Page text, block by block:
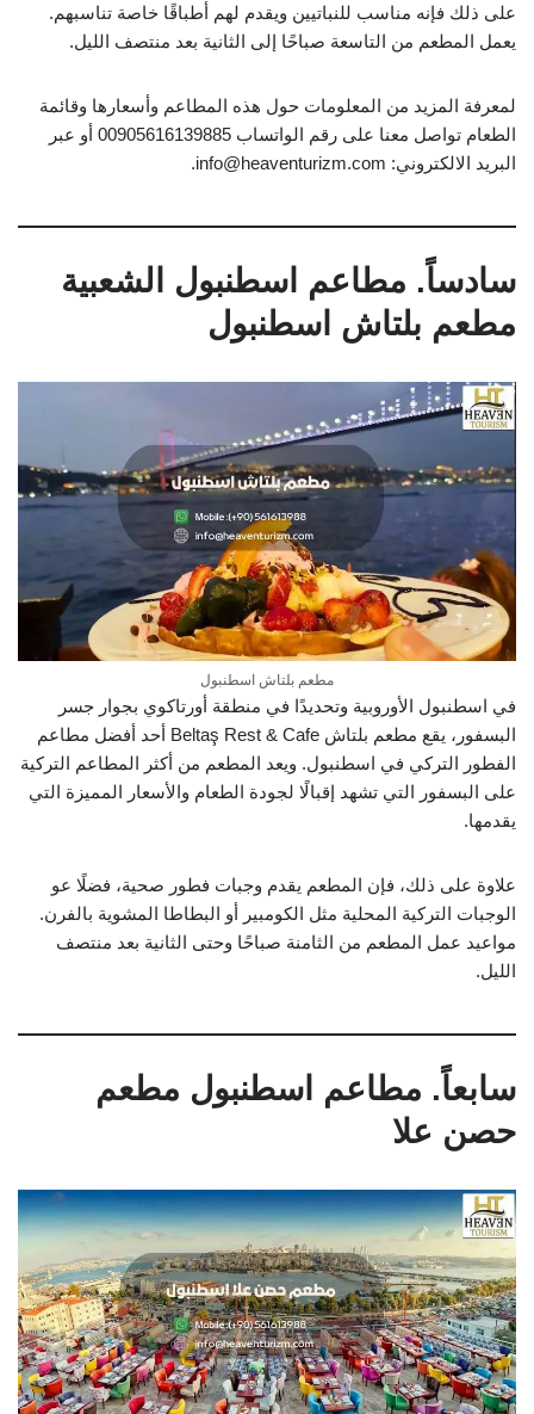
على ذلك فإنه مناسب للنباتيين ويقدم لهم أطباقًا خاصة تناسبهم.
يعمل المطعم من التاسعة صباحًا إلى الثانية بعد منتصف الليل.
لمعرفة المزيد من المعلومات حول هذه المطاعم وأسعارها وقائمة
الطعام تواصل معنا على رقم الواتساب 00905616139885 أو عبر
البريد الالكتروني: info@heaventurizm.com.
سادساً. مطاعم اسطنبول الشعبية
مطعم بلتاش اسطنبول
مطعم بلتاش اسطنبول
في اسطنبول الأوروبية وتحديدًا في منطقة أورتاكوي بجوار جسر
البسفور، يقع مطعم بلتاش Beltaş Rest & Cafe أحد أفضل مطاعم
الفطور التركي في اسطنبول. ويعد المطعم من أكثر المطاعم التركية
على البسفور التي تشهد إقبالًا لجودة الطعام والأسعار المميزة التي
يقدمها.
علاوة على ذلك، فإن المطعم يقدم وجبات فطور صحية، فضلًا عو
الوجبات التركية المحلية مثل الكومبير أو البطاطا المشوية بالفرن.
مواعيد عمل المطعم من الثامنة صباحًا وحتى الثانية بعد منتصف
الليل.
سابعاً. مطاعم اسطنبول مطعم
حصن علا